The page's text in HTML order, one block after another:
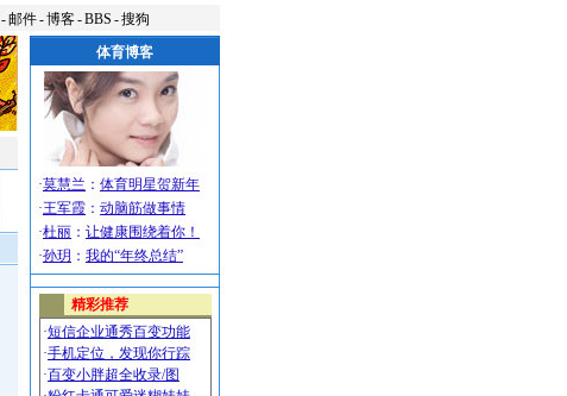
-邮件-博客-BBS -搜狗
体育博客
·莫慧兰 ： 体育明星贺新年
·王军霞 ： 动脑筋做事情
·杜丽 ： 让健康围绕着你！
·孙玥 ： 我的“年终总结”